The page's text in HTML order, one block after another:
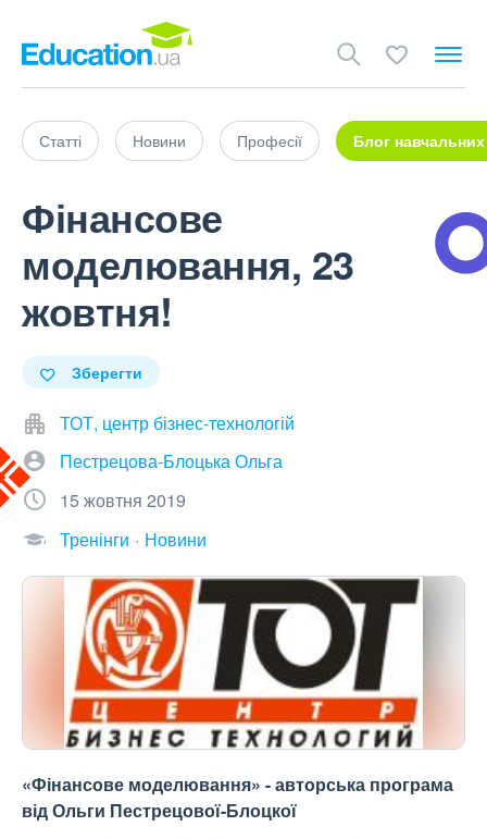
Статті Новини Професії Блог навчальних
Фінансове
моделювання, 23
жовтня!
Зберегти
ТОТ, центр бізнес-технологій
Пестрецова-Блоцька Ольга
15 жовтня 2019
Тренінги
Новини
«Фінансове моделювання» - авторська програма
від Ольги Пестрецової-Блоцкої